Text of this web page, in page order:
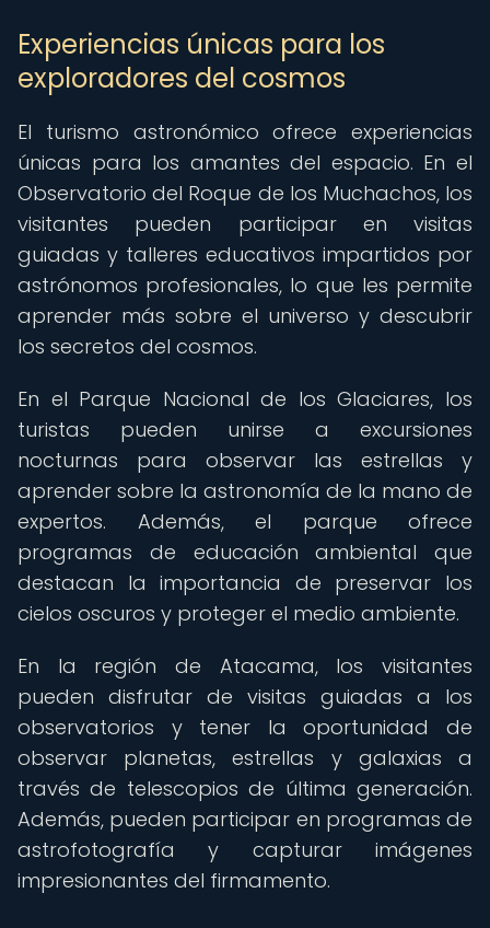
Experiencias únicas para los
exploradores del cosmos
El turismo astronómico ofrece experiencias
únicas para los amantes del espacio. En el
Observatorio del Roque de los Muchachos, los
visitantes pueden participar en visitas
guiadas y talleres educativos impartidos por
astrónomos profesionales, lo que les permite
aprender más sobre el universo y descubrir
los secretos del cosmos.
En el Parque Nacional de los Glaciares, los
turistas pueden unirse a excursiones
nocturnas para observar las estrellas y
aprender sobre la astronomía de la mano de
expertos. Además, el parque ofrece
programas de educación ambiental que
destacan la importancia de preservar los
cielos oscuros y proteger el medio ambiente.
En la región de Atacama, los visitantes
pueden disfrutar de visitas guiadas a los
observatorios y tener la oportunidad de
observar planetas, estrellas y galaxias a
través de telescopios de última generación.
Además, pueden participar en programas de
astrofotografía y capturar imágenes
impresionantes del firmamento.